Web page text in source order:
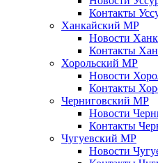
Контакты
Ханкайский МР
Новости
Контакты
Хорольский МР
Новости
Контакты
Черниговский МР
Новости
Контакты
Чугуевский МР
Новости